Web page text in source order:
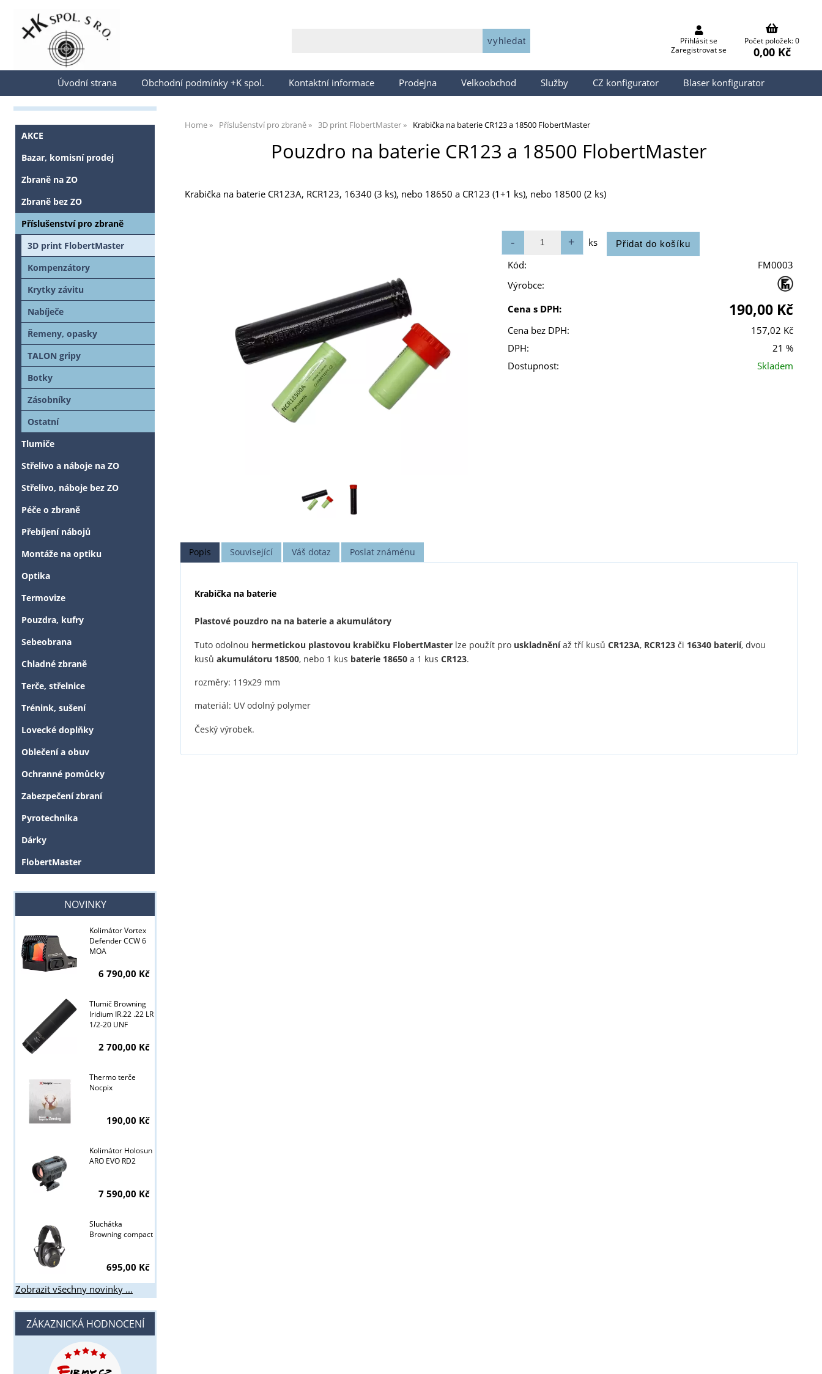
Přihlásit se
Přihlásit se
Zaregistrovat se
Počet položek: 0
0,00 Kč
Úvodní strana Obchodní podmínky +K spol. Kontaktní informace Prodejna Velkoobchod Služby CZ konfigurator Blaser konfigurator
Home Příslušenství pro zbraně 3D print FlobertMaster Krabička na baterie CR123 a 18500 FlobertMaster
Pouzdro na baterie CR123 a 18500 FlobertMaster
Krabička na baterie CR123A, RCR123, 16340 (3 ks), nebo 18650 a CR123 (1+1 ks), nebo 18500 (2 ks)
ks
Kód:
FM0003
Výrobce:
Cena s DPH:
190,00 Kč
Cena bez DPH:
157,02 Kč
DPH:
21 %
Dostupnost:
Skladem
Popis Související Váš dotaz Poslat známénu
Krabička na baterie
Plastové pouzdro na na baterie a akumulátory
Tuto odolnou hermetickou plastovou krabičku FlobertMasterlze použít prouskladněníaž tří kusů CR123A, RCR123či 16340 baterií, dvou
kusů akumulátoru 18500, nebo 1 kus baterie 18650a 1 kus CR123.
rozměry: 119x29 mm
materiál: UV odolný polymer
Český výrobek.
AKCE
Bazar, komisní prodej
Zbraně na ZO
Zbraně bez ZO
Příslušenství pro zbraně
3D print FlobertMaster
Kompenzátory
Krytky závitu
Nabíječe
Řemeny, opasky
TALON gripy
Botky
Zásobníky
Ostatní
Tlumiče
Střelivo a náboje na ZO
Střelivo, náboje bez ZO
Péče o zbraně
Přebíjení nábojů
Montáže na optiku
Optika
Termovize
Pouzdra, kufry
Sebeobrana
Chladné zbraně
Terče, střelnice
Trénink, sušení
Lovecké doplňky
Oblečení a obuv
Ochranné pomůcky
Zabezpečení zbraní
Pyrotechnika
Dárky
FlobertMaster
NOVINKY
Kolimátor Vortex
Defender CCW 6
MOA
6 790,00 Kč
Tlumič Browning
Iridium IR.22 .22 LR
1/2-20 UNF
2 700,00 Kč
Thermo terče
Nocpix
190,00 Kč
Kolimátor Holosun
ARO EVO RD2
7 590,00 Kč
Sluchátka
Browning compact
695,00 Kč
Zobrazit všechny novinky ...
ZÁKAZNICKÁ HODNOCENÍ